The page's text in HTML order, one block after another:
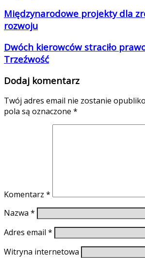
Międzynarodowe projekty dla
rozwoju
Dwóch kierowców straciło
Trzeźwość
Dodaj komentarz
Twój adres email nie zostanie
pola są oznaczone *
Komentarz *
Nazwa *
Adres email *
Witryna internetowa